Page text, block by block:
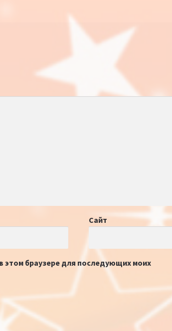
Сайт
этом браузере для последующих моих